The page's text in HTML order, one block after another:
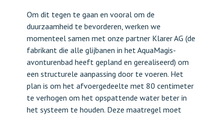
Om dit tegen te gaan en vooral om de
duurzaamheid te bevorderen, werken we
momenteel samen met onze partner Klarer AG (de
fabrikant die alle glijbanen in het AquaMagis-
avonturenbad heeft gepland en gerealiseerd) om
een structurele aanpassing door te voeren. Het
plan is om het afvoergedeelte met 80 centimeter
te verhogen om het opspattende water beter in
het systeem te houden. Deze maatregel moet